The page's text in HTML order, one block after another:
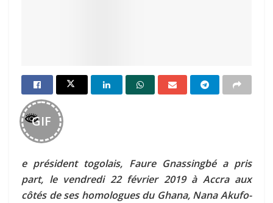
GIF
e président togolais, Faure Gnassingbé a pris
part, le vendredi 22 février 2019 à Accra aux
côtés de ses homologues du Ghana, Nana Akufo-